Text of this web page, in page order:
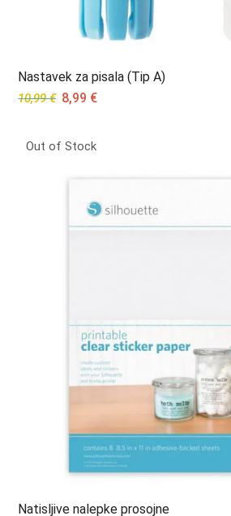
Nastavek za pisala (Tip A)
10,99€ Original
10,99 €.
8,99 €Current
Out of Stock
Natisljive nalepke prosojne